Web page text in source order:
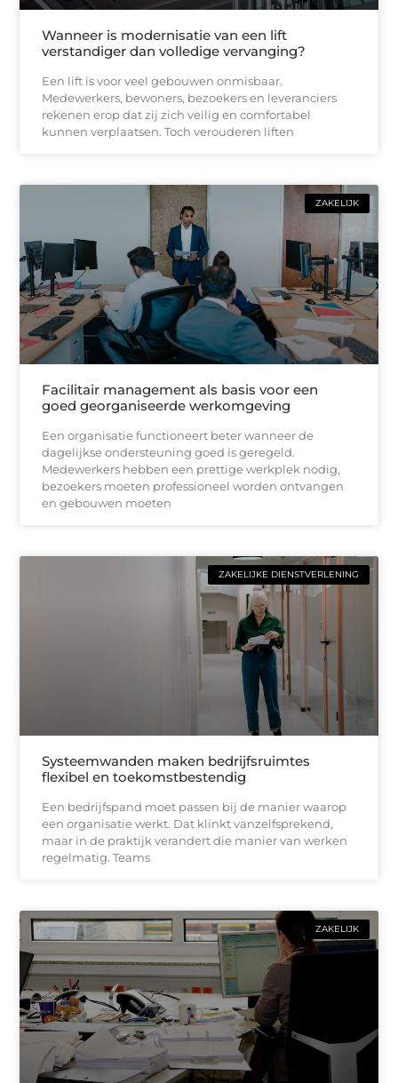
Wanneer is modernisatie van een lift
verstandiger dan volledige vervanging?
Een lift is voor veel gebouwen onmisbaar.
Medewerkers, bewoners, bezoekers en leveranciers
rekenen erop dat zij zich veilig en comfortabel
kunnen verplaatsen. Toch verouderen liften
ZAKELIJK
Facilitair management als basis voor een
goed georganiseerde werkomgeving
Een organisatie functioneert beter wanneer de
dagelijkse ondersteuning goed is geregeld.
Medewerkers hebben een prettige werkplek nodig,
bezoekers moeten professioneel worden ontvangen
en gebouwen moeten
ZAKELIJKE DIENSTVERLENING
Systeemwanden maken bedrijfsruimtes
flexibel en toekomstbestendig
Een bedrijfspand moet passen bij de manier waarop
een organisatie werkt. Dat klinkt vanzelfsprekend,
maar in de praktijk verandert die manier van werken
regelmatig. Teams
ZAKELIJK